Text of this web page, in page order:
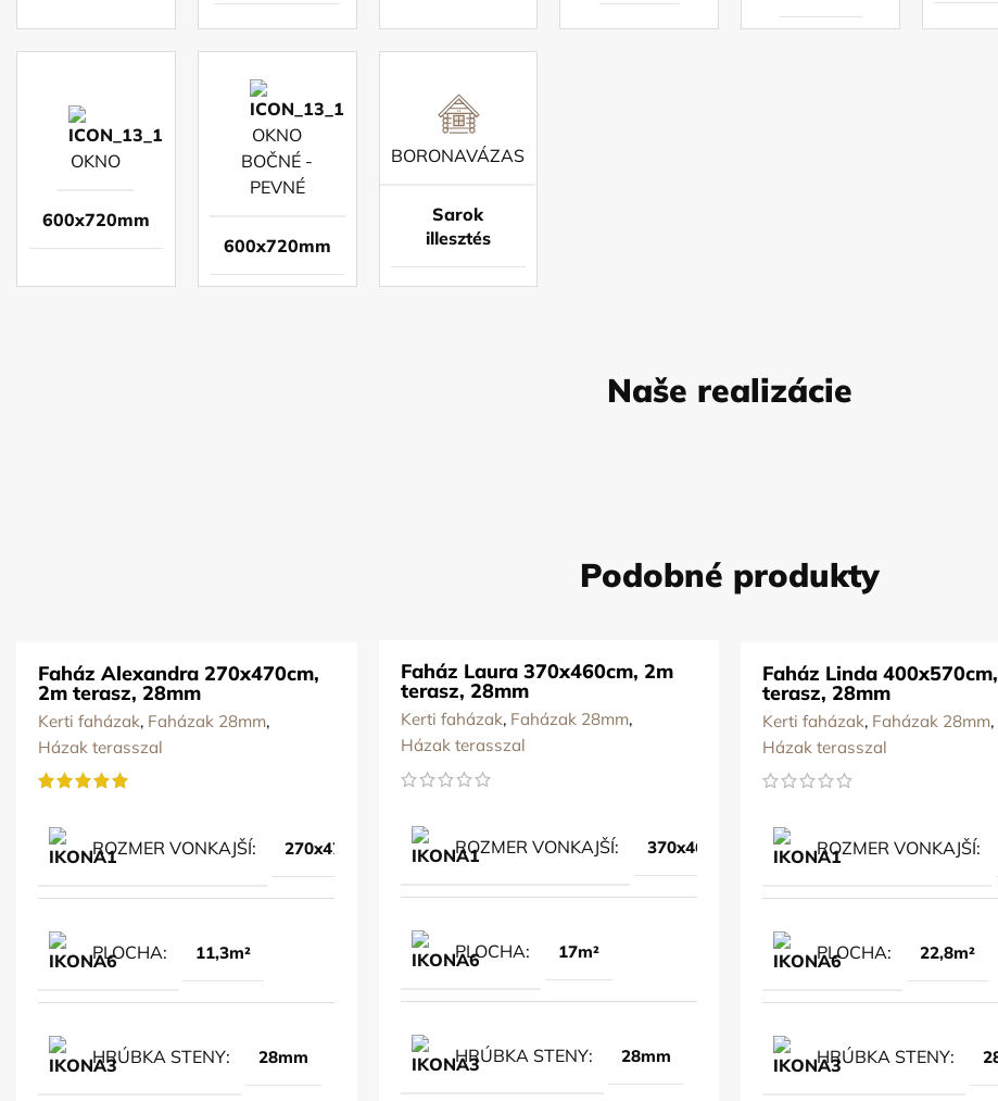
OKNO
600x720mm
OKNO
BOČNÉ -
PEVNÉ
600x720mm
BORONAVÁZAS
Sarok
illesztés
Naše realizácie
Podobné produkty
Faház Alexandra 270x470cm,
2m terasz, 28mm
Kerti faházak, Faházak 28mm,
Házak terasszal
ROZMER VONKAJŠÍ 270x470cm
PLOCHA 11,3m²
HRÚBKA STENY 28mm
Faház Laura 370x460cm, 2m
terasz, 28mm
Kerti faházak, Faházak 28mm,
Házak terasszal
ROZMER VONKAJŠÍ 370x460cm
PLOCHA 17m²
HRÚBKA STENY 28mm
Faház Linda
terasz, 28mm
Kerti faházak, Faházak 28mm,
Házak terasszal
ROZMER VONKAJŠÍ
PLOCHA 22,8m²
HRÚBKA STENY